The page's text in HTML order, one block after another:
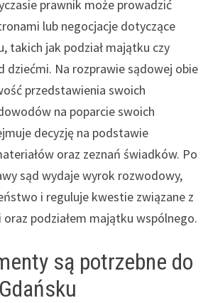
prawnik może prowadzić
lub negocjacje dotyczące
takich jak podział majątku czy
dziećmi. Na rozprawie sądowej obie
przedstawienia swoich
na poparcie swoich
decyzję na podstawie
oraz zeznań świadków. Po
sąd wydaje wyrok rozwodowy,
i reguluje kwestie związane z
podziałem majątku wspólnego.
są potrzebne do